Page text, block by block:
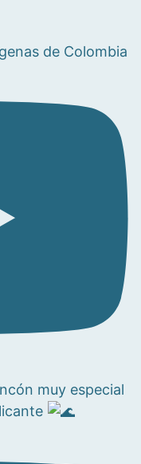
de Colombia
muy especial